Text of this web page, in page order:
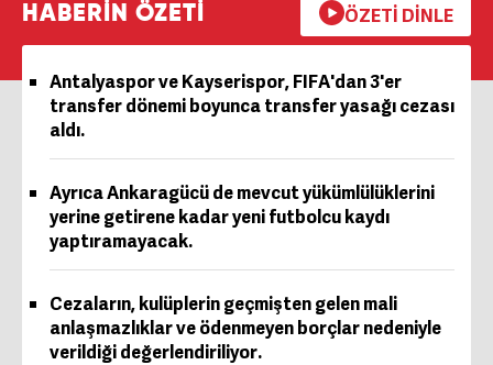
HABERİN ÖZETİ ÖZETİ DİNLE
Antalyaspor ve Kayserispor, FIFA'dan 3'er
transfer dönemi boyunca transfer yasağı cezası
aldı.
Ayrıca Ankaragücü de mevcut yükümlülüklerini
yerine getirene kadar yeni futbolcu kaydı
yaptıramayacak.
Cezaların, kulüplerin geçmişten gelen mali
anlaşmazlıklar ve ödenmeyen borçlar nedeniyle
verildiği değerlendiriliyor.